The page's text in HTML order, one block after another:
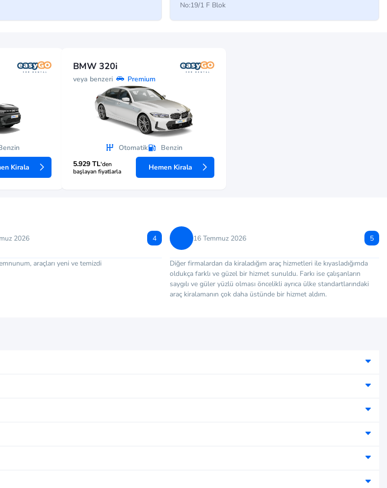
No:19/1 F Blok
Kirala
BMW 320i
veya benzeri Premium
Otomatik
Benzin
5.929 TL'den
başlayan fiyatlarla
Hemen Kirala
2026 4
araçları yeni ve temizdi
16 Temmuz 2026 5
Diğer firmalardan da kiraladığım araç hizmetleri ile kıyasladığımda
oldukça farklı ve güzel bir hizmet sunuldu. Farkı ise çalışanların
saygılı ve güler yüzlü olması öncelikli ayrıca ülke standartlarındaki
araç kiralamanın çok daha üstünde bir hizmet aldım.